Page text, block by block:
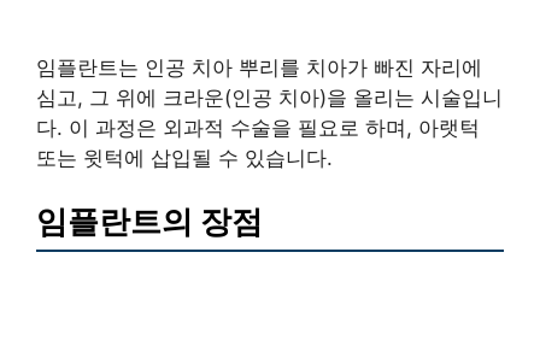
임플란트는 인공 치아 뿌리를 치아가 빠진 자리에
심고, 그 위에 크라운(인공 치아)을 올리는 시술입니
다. 이 과정은 외과적 수술을 필요로 하며, 아랫턱
또는 윗턱에 삽입될 수 있습니다.
임플란트의 장점